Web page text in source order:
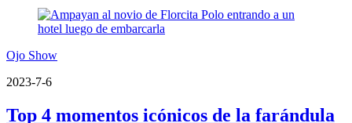
Ojo Show
2023-7-6
Top 4 momentos icónicos de la farándula